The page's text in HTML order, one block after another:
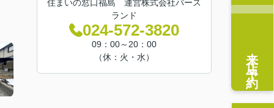
住まいの窓口福島 運営株式会社バース
ランド
024-572-3820
09：00～20：00
（休：火・水）
来店予約